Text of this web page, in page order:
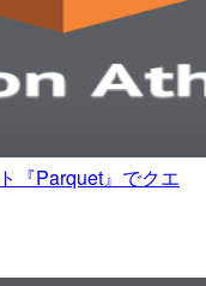
『Parquet』でクエ